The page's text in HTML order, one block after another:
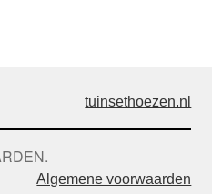
tuinsethoezen.nl
Algemene voorwaarden